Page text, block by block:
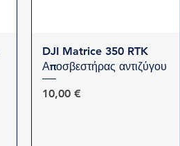
Γρήγορη προβολή
DJI Matrice 350 RTK
Αποσβεστήρας αντιζύγου
Τιμή
10,00 €